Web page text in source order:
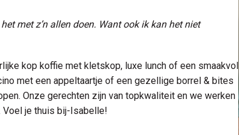
met z’n allen doen. Want ook ik kan het niet
kop koffie met kletskop, luxe lunch of een smaakvol
met een appeltaartje of een gezellige borrel & bites
Onze gerechten zijn van topkwaliteit en we werken
je thuis bij-Isabelle!